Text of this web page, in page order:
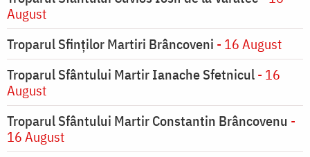
August
Troparul Sfinților Martiri Brâncoveni - 16 August
Troparul Sfântului Martir Ianache Sfetnicul- 16
August
Troparul Sfântului Martir Constantin Brâncovenu -
16 August